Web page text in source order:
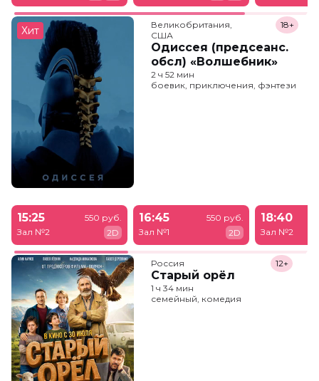
Хит
Великобритания,
США
Одиссея (предсеанс.
обсл) «Волшебник»
18+
2 ч 52 мин
боевик, приключения, фэнтези
15:25
Зал №2
550 руб.
2D
16:45
Зал №1
550 руб.
2D
18:40
Зал №2
Россия
Старый орёл
12+
1 ч 34 мин
семейный, комедия